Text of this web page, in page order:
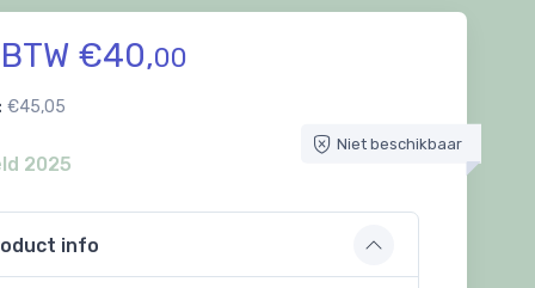
€40,00
€45,05
Niet beschikbaar
2025
info